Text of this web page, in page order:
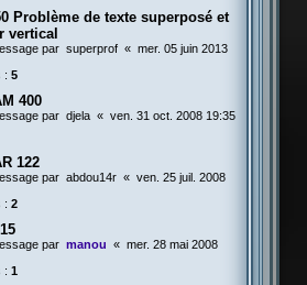
Problème de texte superposé et
vertical
par superprof « mer. 05 juin 2013
: 5
400
par djela « ven. 31 oct. 2008 19:35
122
par abdou14r « ven. 25 juil. 2008
: 2
par manou « mer. 28 mai 2008
: 1